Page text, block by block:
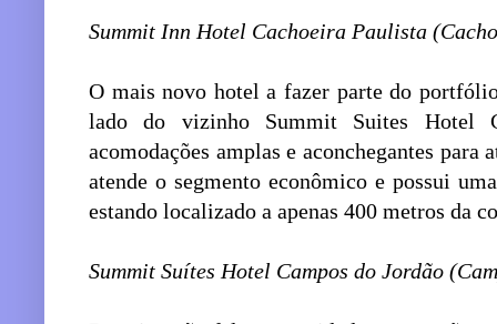
Summit Inn Hotel Cachoeira Paulista
O mais novo hotel a fazer parte do
lado do vizinho Summit Suites Hotel
acomodações amplas e aconchegantes para
atende o segmento econômico e possui
estando localizado a apenas 400 metros da
Summit Suítes Hotel Campos do Jordão